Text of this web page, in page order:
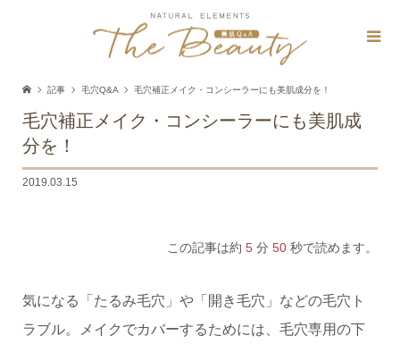
記事 毛穴Q&A 毛穴補正メイク・コンシーラーにも美肌成分を！
毛穴補正メイク・コンシーラーにも美肌成
分を！
2019.03.15
この記事は約5 分50 秒で読めます。
気になる「たるみ毛穴」や「開き毛穴」などの毛穴ト
ラブル。メイクでカバーするためには、毛穴専用の下